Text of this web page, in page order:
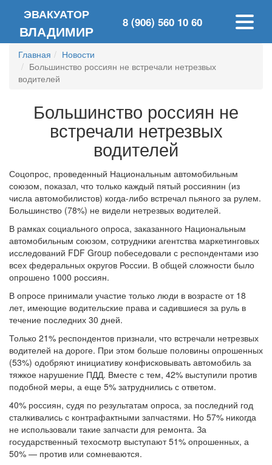
ЭВАКУАТОР
ВЛАДИМИР 8 (906) 560 10 60
Главная
Новости
Большинство россиян не встречали нетрезвых
водителей
Большинство россиян не
встречали нетрезвых
водителей
Соцопрос, проведенный Национальным автомобильным
союзом, показал, что только каждый пятый россиянин (из
числа автомобилистов) когда-либо встречал пьяного за рулем.
Большинство (78%) не видели нетрезвых водителей.
В рамках социального опроса, заказанного Национальным
автомобильным союзом, сотрудники агентства маркетинговых
исследований FDF Group побеседовали с респондентами изо
всех федеральных округов России. В общей сложности было
опрошено 1000 россиян.
В опросе принимали участие только люди в возрасте от 18
лет, имеющие водительские права и садившиеся за руль в
течение последних 30 дней.
Только 21% респондентов признали, что встречали нетрезвых
водителей на дороге. При этом больше половины опрошенных
(53%) одобряют инициативу конфисковывать автомобиль за
тяжкое нарушение ПДД. Вместе с тем, 42% выступили против
подобной меры, а еще 5% затруднились с ответом.
40% россиян, судя по результатам опроса, за последний год
сталкивались с контрафактными запчастями. Но 57% никогда
не использовали такие запчасти для ремонта. За
государственный техосмотр выступают 51% опрошенных, а
50% — против или сомневаются.